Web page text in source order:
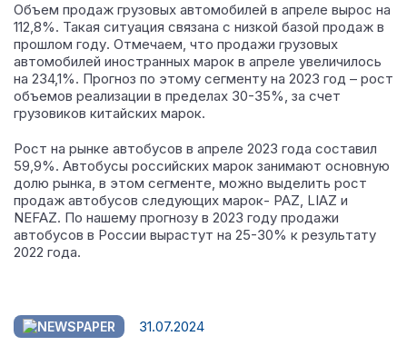
Объем продаж грузовых автомобилей в апреле вырос на
112,8%. Такая ситуация связана с низкой базой продаж в
прошлом году. Отмечаем, что продажи грузовых
автомобилей иностранных марок в апреле увеличилось
на 234,1%. Прогноз по этому сегменту на 2023 год – рост
объемов реализации в пределах 30-35%, за счет
грузовиков китайских марок.
Рост на рынке автобусов в апреле 2023 года составил
59,9%. Автобусы российских марок занимают основную
долю рынка, в этом сегменте, можно выделить рост
продаж автобусов следующих марок- PAZ, LIAZ и
NEFAZ. По нашему прогнозу в 2023 году продажи
автобусов в России вырастут на 25-30% к результату
2022 года.
31.07.2024